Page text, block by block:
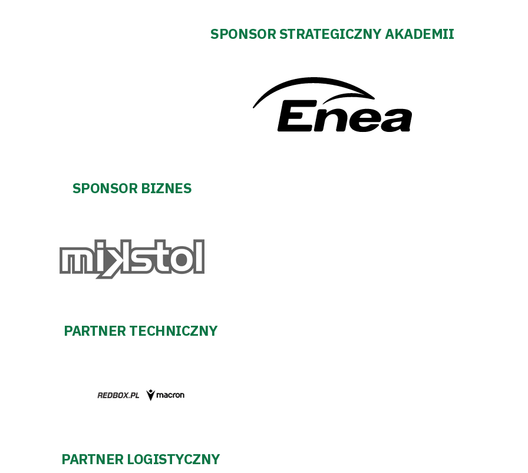
SPONSOR STRATEGICZNY AKADEMII
SPONSOR BIZNES
PARTNER TECHNICZNY
PARTNER LOGISTYCZNY